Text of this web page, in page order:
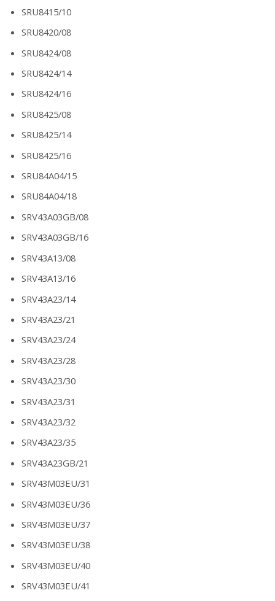
SRU8415/10
SRU8420/08
SRU8424/08
SRU8424/14
SRU8424/16
SRU8425/08
SRU8425/14
SRU8425/16
SRU84A04/15
SRU84A04/18
SRV43A03GB/08
SRV43A03GB/16
SRV43A13/08
SRV43A13/16
SRV43A23/14
SRV43A23/21
SRV43A23/24
SRV43A23/28
SRV43A23/30
SRV43A23/31
SRV43A23/32
SRV43A23/35
SRV43A23GB/21
SRV43M03EU/31
SRV43M03EU/36
SRV43M03EU/37
SRV43M03EU/38
SRV43M03EU/40
SRV43M03EU/41